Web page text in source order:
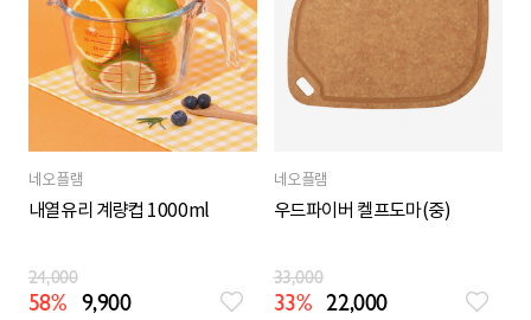
네오플램
내열유리 계량컵 1000ml
24,000
58% 9,900
네오플램
우드파이버 켈프도마(중)
33,000
33% 22,000